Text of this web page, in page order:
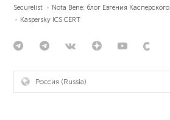
Securelist Nota Bene: блог Евгения Касперского
Kaspersky ICS CERT
Россия (Russia)